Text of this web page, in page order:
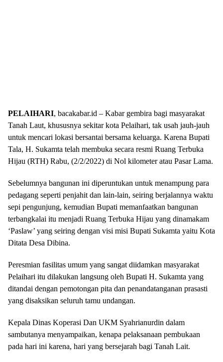
PELAIHARI, bacakabar.id – Kabar gembira bagi masyarakat
Tanah Laut, khususnya sekitar kota Pelaihari, tak usah jauh-jauh
untuk mencari lokasi bersantai bersama keluarga. Karena Bupati
Tala, H. Sukamta telah membuka secara resmi Ruang Terbuka
Hijau (RTH) Rabu, (2/2/2022) di Nol kilometer atau Pasar Lama.
Sebelumnya bangunan ini diperuntukan untuk menampung para
pedagang seperti penjahit dan lain-lain, seiring berjalannya waktu
sepi pengunjung, kemudian Bupati memanfaatkan bangunan
terbangkalai itu menjadi Ruang Terbuka Hijau yang dinamakam
‘Paslaw’ yang seiring dengan visi misi Bupati Sukamta yaitu Kota
Ditata Desa Dibina.
Peresmian fasilitas umum yang sangat diidamkan masyarakat
Pelaihari itu dilakukan langsung oleh Bupati H. Sukamta yang
ditandai dengan pemotongan pita dan penandatanganan prasasti
yang disaksikan seluruh tamu undangan.
Kepala Dinas Koperasi Dan UKM Syahrianurdin dalam
sambutanya menyampaikan, kenapa pelaksanaan pembukaan
pada hari ini karena, hari yang bersejarah bagi Tanah Lait.